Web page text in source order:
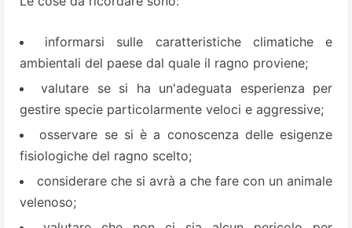
informarsi sulle caratteristiche climatiche e
ambientali del paese dal quale il ragno proviene;
valutare se si ha un'adeguata esperienza per
gestire specie particolarmente veloci e aggressive;
osservare se si è a conoscenza delle esigenze
fisiologiche del ragno scelto;
considerare che si avrà a che fare con un animale
velenoso;